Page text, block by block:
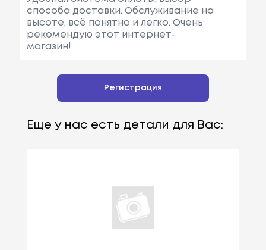
способа доставки. Обслуживание на
высоте, всё понятно и легко. Очень
рекомендую этот интернет-
магазин!
Регистрация
Еще у нас есть детали для Вас: